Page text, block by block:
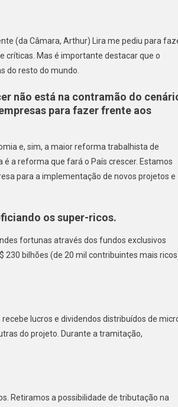
(da Câmara, Arthur) Lira me pediu para
críticas. Mas é importante destacar que o
do resto do mundo.
não está na contramão do
para fazer frente aos
e, sim, a maior reforma trabalhista de
é a reforma que fará o País crescer. Estamos
para a implementação de novos projetos e
os super-ricos.
fortunas através dos fundos exclusivos
230 bilhões (de 20 mil contribuintes mais
lucros e dividendos distribuídos de
do projeto. Durante a tramitação,
Retiramos a possibilidade de tributação na